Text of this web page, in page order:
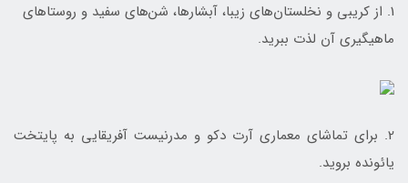
1. از کریبی و نخلستان‌های زیبا، آبشارها، شن‌های سفید و روستاهای
ماهیگیری آن لذت ببرید.
2. برای تماشای معماری آرت دکو و مدرنیست آفریقایی به پایتخت
یائونده بروید.